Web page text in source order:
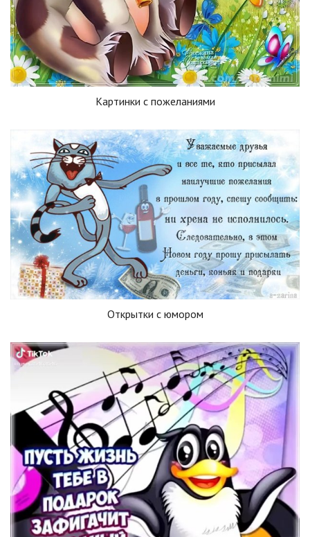
Картинки с пожеланиями
Открытки с юмором